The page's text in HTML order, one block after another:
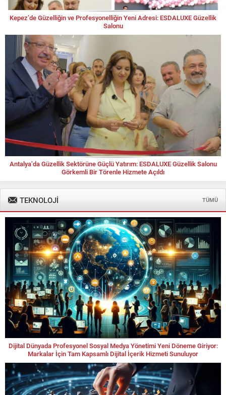
Kepez’de Güzelliğin ve Profesyonelliğin Yeni Adresi: ESDALUXE Güzellik
Salonu
Antalya’da Güzellik Sektörüne Güçlü Yatırım: ESDALUXE Güzellik Salonu
Görkemli Bir Törenle Hizmete Açıldı
TEKNOLOJİ TÜMÜ
Dijital Dünyada Profesyonel Sosyal Medya Yönetimi Yeni Döneme Giriyor:
Markalar İçin Tam Kapsamlı Dijital İçerik Hizmeti Sunuluyor